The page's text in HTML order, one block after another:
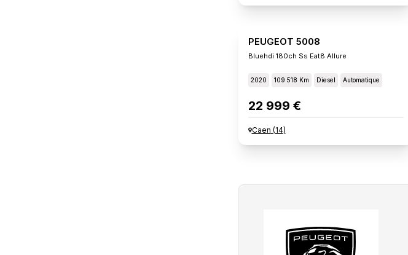
PEUGEOT 5008
Bluehdi 180ch Ss Eat8 Allure
2020 109 518 Km Diesel Automatique
22 999 €
Caen (14)